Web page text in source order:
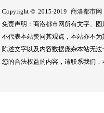
Copyright © 2015-2019 商洛都市网
免责声明：商洛都市网所有文字、
不代表本站赞同其观点，本站亦不
陈述文字以及内容数据庞杂本站无
您的合法权益的内容，请联系我们，